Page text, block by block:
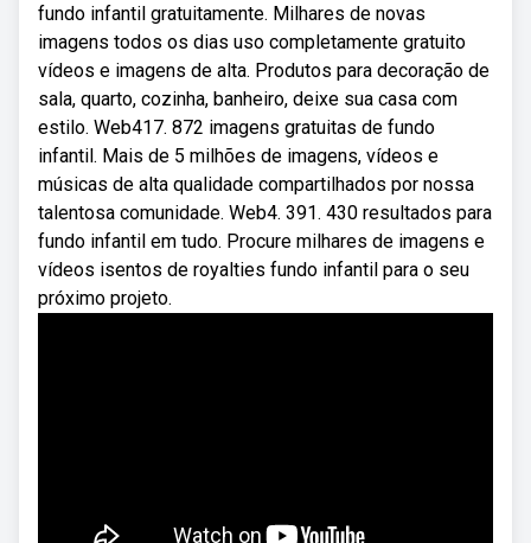
fundo infantil gratuitamente. Milhares de novas
imagens todos os dias uso completamente gratuito
vídeos e imagens de alta. Produtos para decoração de
sala, quarto, cozinha, banheiro, deixe sua casa com
estilo. Web417. 872 imagens gratuitas de fundo
infantil. Mais de 5 milhões de imagens, vídeos e
músicas de alta qualidade compartilhados por nossa
talentosa comunidade. Web4. 391. 430 resultados para
fundo infantil em tudo. Procure milhares de imagens e
vídeos isentos de royalties fundo infantil para o seu
próximo projeto.